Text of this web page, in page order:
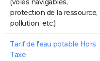
(voies navigables,
protection de la ressource,
pollution, etc.)
Tarif de l'eau potable Hors
Taxe